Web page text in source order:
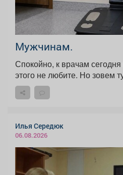
Мужчинам.
Спокойно, к врачам
этого не любите. Но зовем
Илья Середюк
06.08.2026